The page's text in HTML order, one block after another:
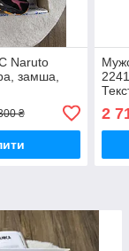
Naruto
замша,
₴ 2